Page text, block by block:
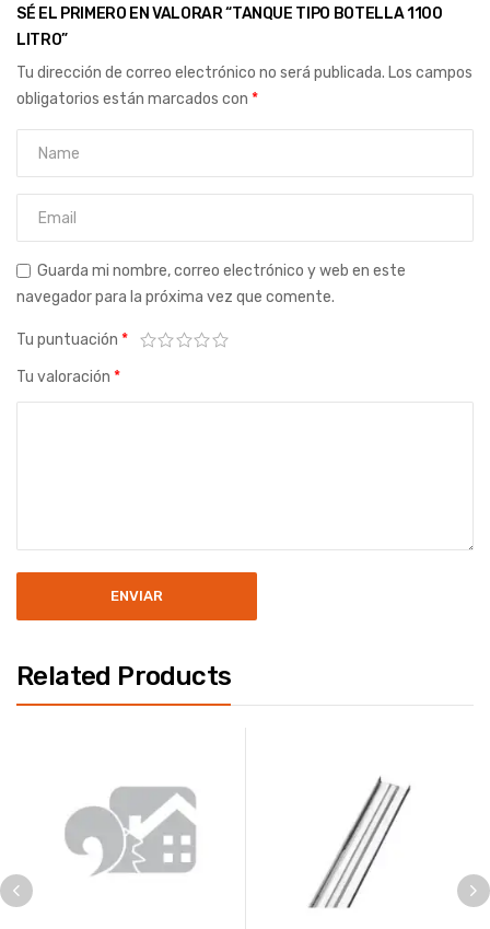
SÉ EL PRIMERO EN VALORAR “TANQUE TIPO BOTELLA 1100
LITRO”
Tu dirección de correo electrónico no será publicada. Los campos
obligatorios están marcados con *
Guarda mi nombre, correo electrónico y web en este
navegador para la próxima vez que comente.
Tu puntuación *
Tu valoración *
Related Products